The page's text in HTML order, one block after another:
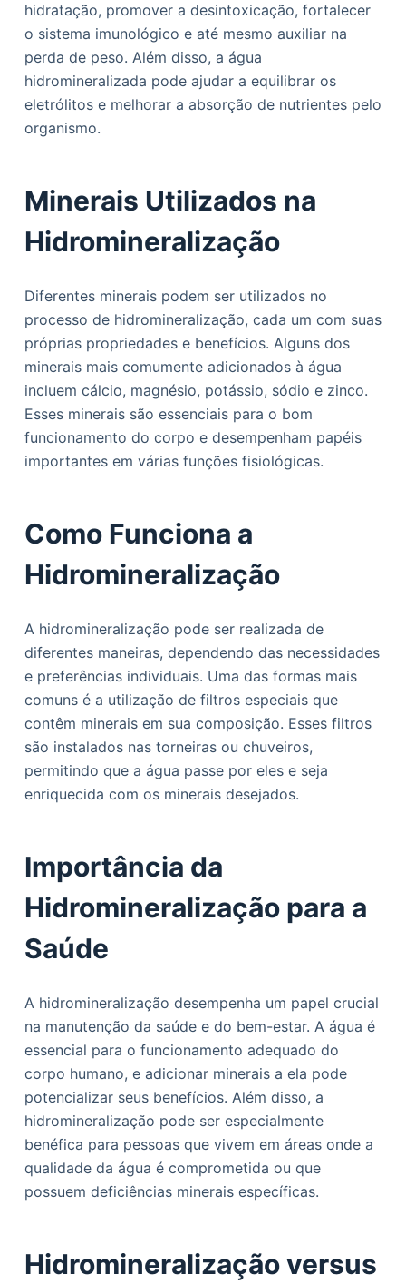
hidratação, promover a desintoxicação, fortalecer
o sistema imunológico e até mesmo auxiliar na
perda de peso. Além disso, a água
hidromineralizada pode ajudar a equilibrar os
eletrólitos e melhorar a absorção de nutrientes pelo
organismo.
Minerais Utilizados na
Hidromineralização
Diferentes minerais podem ser utilizados no
processo de hidromineralização, cada um com suas
próprias propriedades e benefícios. Alguns dos
minerais mais comumente adicionados à água
incluem cálcio, magnésio, potássio, sódio e zinco.
Esses minerais são essenciais para o bom
funcionamento do corpo e desempenham papéis
importantes em várias funções fisiológicas.
Como Funciona a
Hidromineralização
A hidromineralização pode ser realizada de
diferentes maneiras, dependendo das necessidades
e preferências individuais. Uma das formas mais
comuns é a utilização de filtros especiais que
contêm minerais em sua composição. Esses filtros
são instalados nas torneiras ou chuveiros,
permitindo que a água passe por eles e seja
enriquecida com os minerais desejados.
Importância da
Hidromineralização para a
Saúde
A hidromineralização desempenha um papel crucial
na manutenção da saúde e do bem-estar. A água é
essencial para o funcionamento adequado do
corpo humano, e adicionar minerais a ela pode
potencializar seus benefícios. Além disso, a
hidromineralização pode ser especialmente
benéfica para pessoas que vivem em áreas onde a
qualidade da água é comprometida ou que
possuem deficiências minerais específicas.
Hidromineralização versus